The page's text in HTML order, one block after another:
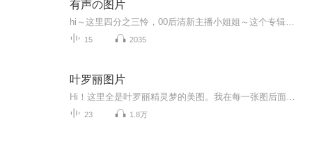
有声の图片
15 2035
叶罗丽图片
23 1.8万